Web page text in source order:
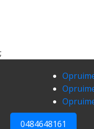
0484648161
;